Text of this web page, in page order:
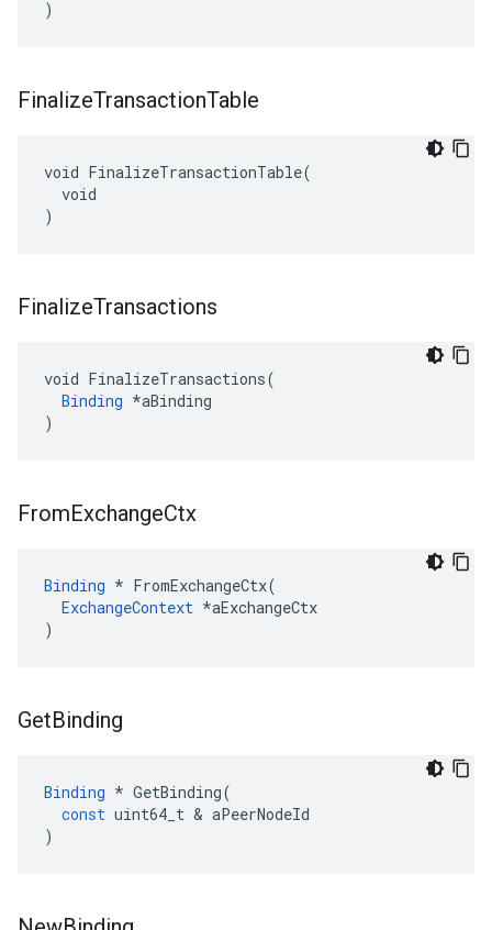
)
FinalizeTransactionTable
void FinalizeTransactionTable(
  void
)
FinalizeTransactions
void FinalizeTransactions(
Binding *aBinding
)
FromExchangeCtx
Binding * FromExchangeCtx(
ExchangeContext *aExchangeCtx
)
GetBinding
Binding * GetBinding(
const uint64_t & aPeerNodeId
)